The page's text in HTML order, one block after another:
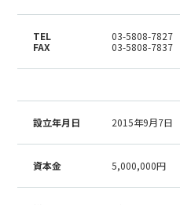
TEL
FAX
03-5808-7827
03-5808-7837
設立年月日 2015年9月7日
資本金 5,000,000円